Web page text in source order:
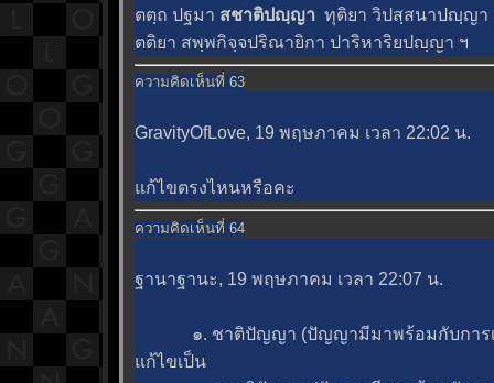
ตตฺถ ปฐมา สชาติปญฺญา ทุติยา วิปสฺสนาปญฺญา
ตติยา สพฺพกิจฺจปริณายิกา ปาริหาริยปญฺญา ฯ
ความคิดเห็นที่ 63
GravityOfLove, 19 พฤษภาคม เวลา 22:02 น.
ก้ไขตรงไหนหรือคะ
ความคิดเห็นที่ 64
ฐานาฐานะ, 19 พฤษภาคม เวลา 22:07 น.
๑. ชาติปัญญา (ปัญญามีมาพร้อมกับการ
ก้ไขเป็น